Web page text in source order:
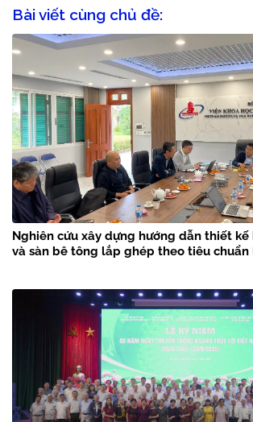
Bài viết cùng chủ đề:
Nghiên cứu xây dựng hướng dẫn thiết kế
và sàn bê tông lắp ghép theo tiêu chuẩn